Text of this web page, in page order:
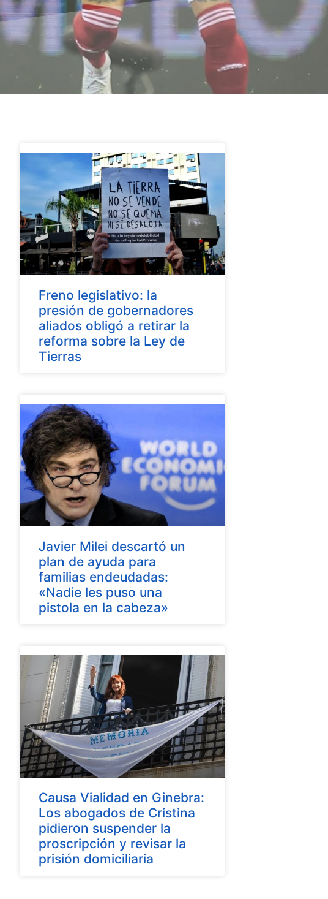
Freno legislativo: la
presión de gobernadores
aliados obligó a retirar la
reforma sobre la Ley de
Tierras
Javier Milei descartó un
plan de ayuda para
familias endeudadas:
«Nadie les puso una
pistola en la cabeza»
Causa Vialidad en Ginebra:
Los abogados de Cristina
pidieron suspender la
proscripción y revisar la
prisión domiciliaria